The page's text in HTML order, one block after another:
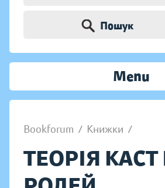
Пошук
Menu
Bookforum / Книжки /
ТЕОРІЯ КАСТ